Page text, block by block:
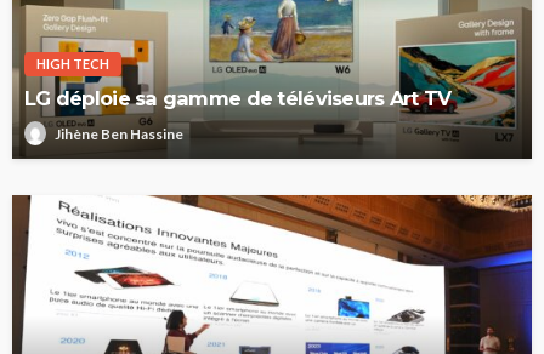
HIGH TECH
LG déploie sa gamme de téléviseurs Art TV
Jihène Ben Hassine